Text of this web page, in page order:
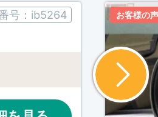
号： ib5264 お客様の